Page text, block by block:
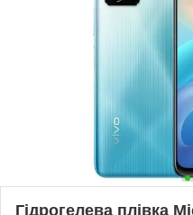
Гідрогелева плівка